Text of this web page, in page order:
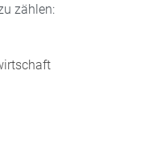
zählen: